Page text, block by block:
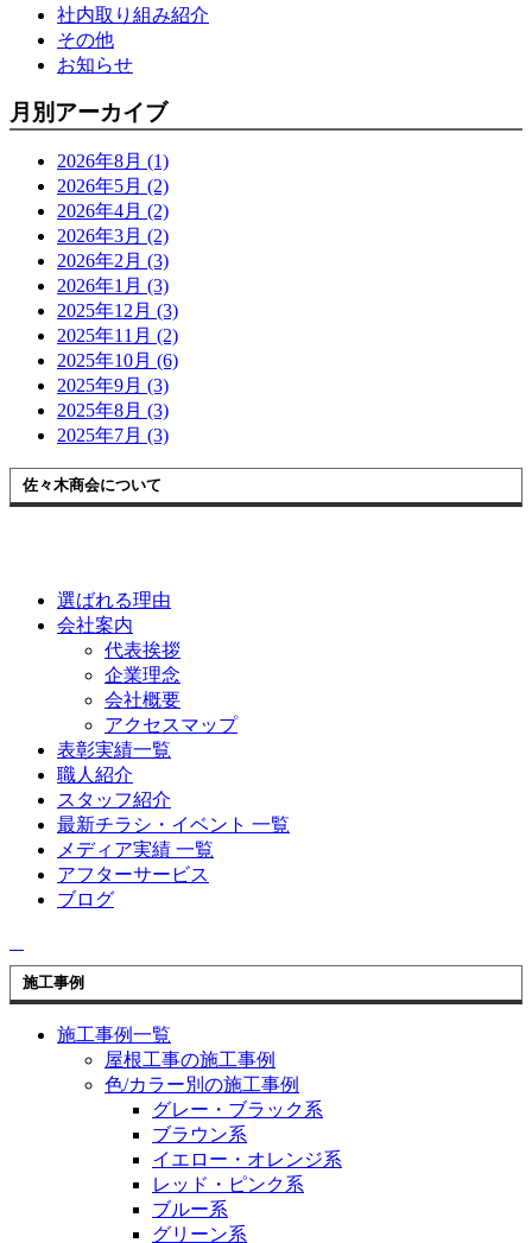
社内取り組み紹介
その他
お知らせ
月別アーカイブ
2026年8月 (1)
2026年5月 (2)
2026年4月 (2)
2026年3月 (2)
2026年2月 (3)
2026年1月 (3)
2025年12月 (3)
2025年11月 (2)
2025年10月 (6)
2025年9月 (3)
2025年8月 (3)
2025年7月 (3)
佐々木商会について
選ばれる理由
会社案内
代表挨拶
企業理念
会社概要
アクセスマップ
表彰実績一覧
職人紹介
スタッフ紹介
最新チラシ・イベント 一覧
メディア実績 一覧
アフターサービス
ブログ
施工事例
施工事例一覧
屋根工事の施工事例
色/カラー別の施工事例
グレー・ブラック系
ブラウン系
イエロー・オレンジ系
レッド・ピンク系
ブルー系
グリーン系